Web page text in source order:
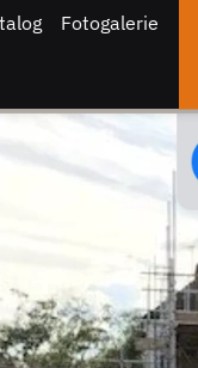
Fotogalerie